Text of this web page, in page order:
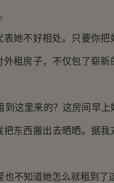
她不好相处。只要你把
租房子，不仅包了崭新
这里来的？这房间早上
东西搬出去晒晒。据我
知道她怎么就租到了